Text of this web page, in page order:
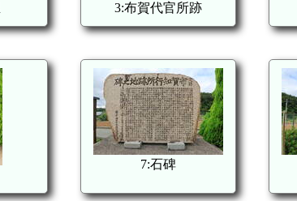
3:布賀代官所跡
7:石碑